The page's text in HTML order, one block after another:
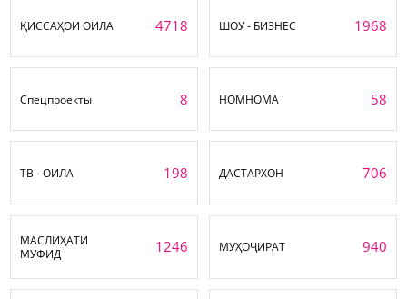
ҚИССАҲОИ ОИЛА 4718 ШОУ - БИЗНЕС 1968
Спецпроекты 8 НОМНОМА 58
ТВ - ОИЛА 198 ДАСТАРХОН 706
МАСЛИҲАТИ
МУФИД
1246 МУҲОҶИРАТ 940